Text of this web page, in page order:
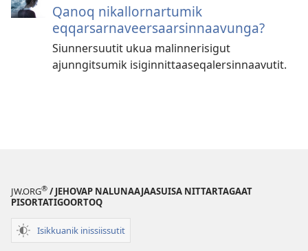
Qanoq nikallornartumik
eqqarsarnaveer­saarsinnaavunga?
Siunnersuutit ukua malinnerisigut
ajunngitsumik isiginnittaaseqaler­sinnaavutit.
JW.ORG® / JEHOVAP NALUNAAJAASUISA NITTARTAGAAT
PISORTATIGOORTOQ
Isikkuanik inissiissutit